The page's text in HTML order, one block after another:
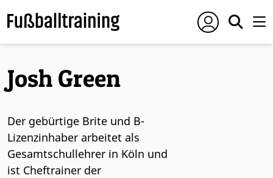
Josh Green
Der gebürtige Brite und B-
Lizenzinhaber arbeitet als
Gesamtschullehrer in Köln und
ist Cheftrainer der